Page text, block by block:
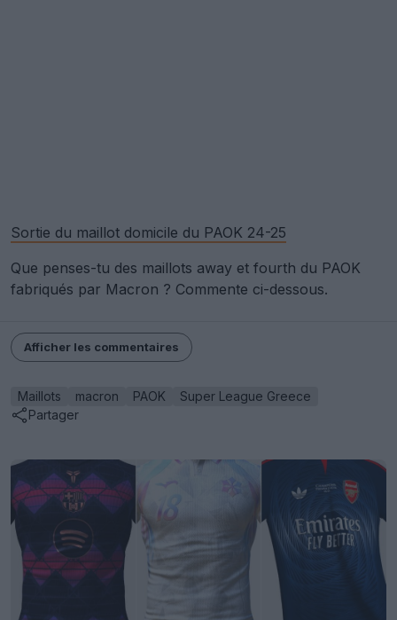
Sortie du maillot domicile du PAOK 24-25
Que penses-tu des maillots away et fourth du PAOK
fabriqués par Macron ? Commente ci-dessous.
Afficher les commentaires
Maillots macron PAOK
Super League Greece
Partager